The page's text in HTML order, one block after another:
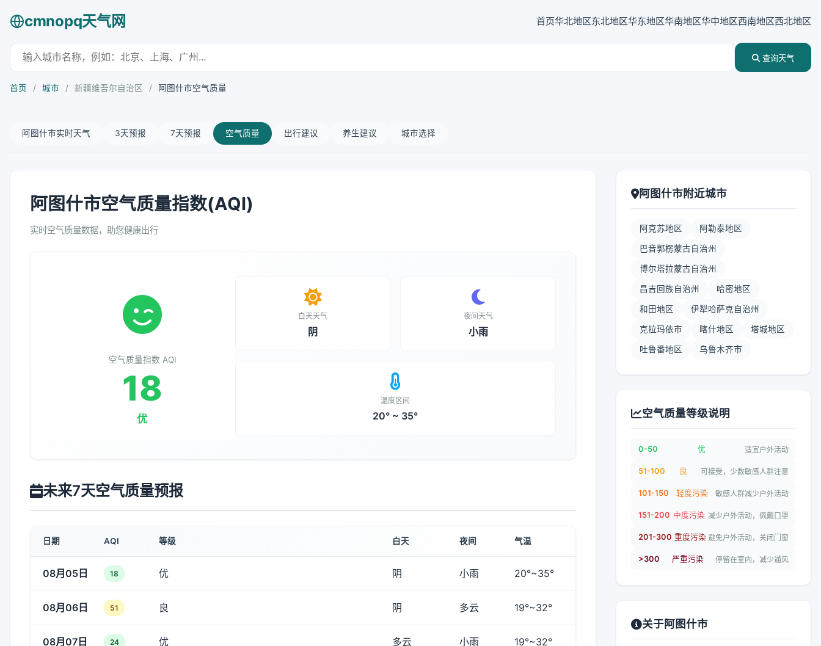
cmnopq天气网 首页华北地区东北地区华东地区华南地区华中地区西南地区西北地区
查询天气
首页 / 城市 / 新疆维吾尔自治区 / 阿图什市空气质量
阿图什市实时天气 3天预报 7天预报 空气质量 出行建议 养生建议 城市选择
阿图什市空气质量指数(AQI)
实时空气质量数据，助您健康出行
空气质量指数 AQI
18
优
白天天气
阴
夜间天气
小雨
温度区间
20° ~ 35°
未来7天空气质量预报
日期 AQI 等级 白天 夜间 气温
08月05日 18 优 阴 小雨 20°~35°
08月06日 51 良 阴 多云 19°~32°
08月07日 24 优 多云 小雨 19°~32°
阿图什市附近城市
阿克苏地区 阿勒泰地区
巴音郭楞蒙古自治州
博尔塔拉蒙古自治州
昌吉回族自治州 哈密地区
和田地区 伊犁哈萨克自治州
克拉玛依市 喀什地区 塔城地区
吐鲁番地区 乌鲁木齐市
空气质量等级说明
0-50 优 适宜户外活动
51-100 良 可接受，少数敏感人群注意
101-150 轻度污染 敏感人群减少户外活动
151-200 中度污染 减少户外活动，佩戴口罩
201-300 重度污染 避免户外活动，关闭门窗
>300 严重污染 停留在室内，减少通风
关于阿图什市